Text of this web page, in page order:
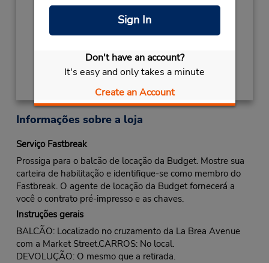
Sign In
Don't have an account?
It's easy and only takes a minute
Create an Account
- 01:00PM
Local de entrega das chaves
Informações sobre a loja
Serviço Fastbreak
Prossiga para o balcão de locação da Budget. Mostre sua
carteira de habilitação e identifique-se como membro do
Fastbreak. O agente de locação da Budget fornecerá a
você o contrato pré-impresso e as chaves.
Instruções gerais
BALCÃO: Localizado no cruzamento da La Brea Avenue
com a Market Street.CARROS: No local.
DEVOLUÇÃO: O mesmo que a retirada.